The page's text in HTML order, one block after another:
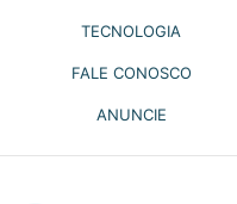
TECNOLOGIA
FALE CONOSCO
ANUNCIE